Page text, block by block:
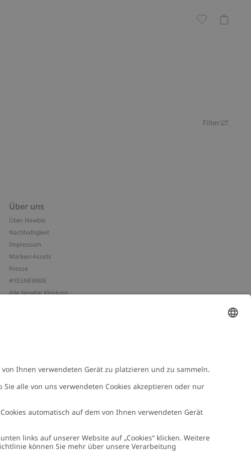
Filter
Über uns
Über Newbie
Nachhaltigkeit
Impressum
Marken-Assets
Presse
#YESNEWBIE
Alle Newbie Kleidung